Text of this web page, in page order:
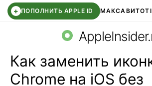
+ ПОПОЛНИТЬ APPLE ID МАКСАВИТО
WB КЛУБIOS 26.6 DDE STORE
Как заменить
Chrome на iOS без